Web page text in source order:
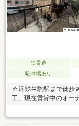
鉄骨造
駐車場あり
☆近鉄生駒駅まで徒歩
工、現在賃貸中のオー